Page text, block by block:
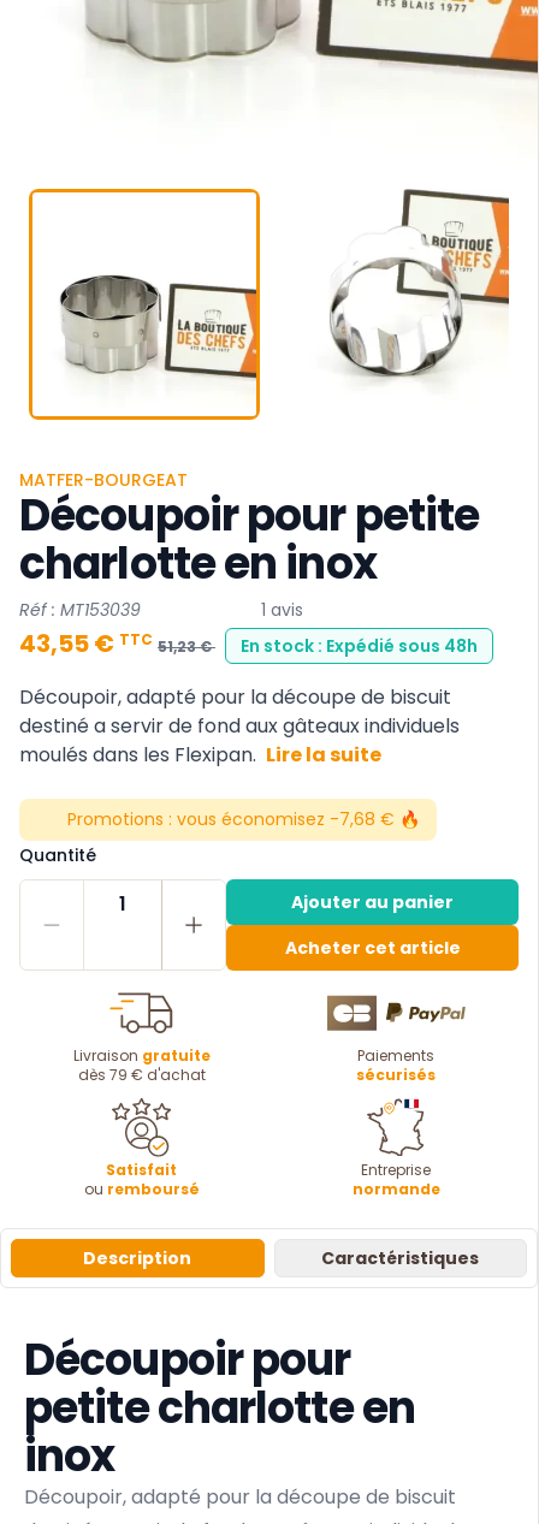
MATFER-BOURGEAT
Découpoir pour petite
charlotte en inox
Réf : MT153039 1 avis
43,55 € TTC 51,23 € En stock : Expédié sous 48h
Découpoir, adapté pour la découpe de biscuit
destiné a servir de fond aux gâteaux individuels
moulés dans les Flexipan. Lire la suite
Promotions : vous économisez -7,68 € 🔥
Quantité
1
Ajouter au panier
Acheter cet article
Livraison gratuite
dès 79 € d'achat
Paiements
sécurisés
Satisfait
ou remboursé
Entreprise
normande
Description Caractéristiques
Découpoir pour
petite charlotte en
inox
Découpoir, adapté pour la découpe de biscuit